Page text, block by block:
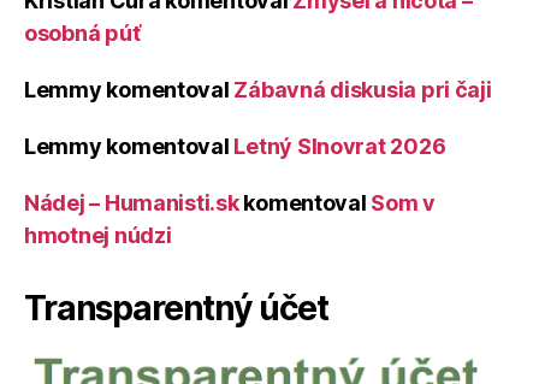
osobná púť
Lemmy komentoval Zábavná diskusia pri čaji
Lemmy komentoval Letný Slnovrat 2026
Nádej – Humanisti.skkomentoval Som v
hmotnej núdzi
Transparentný účet